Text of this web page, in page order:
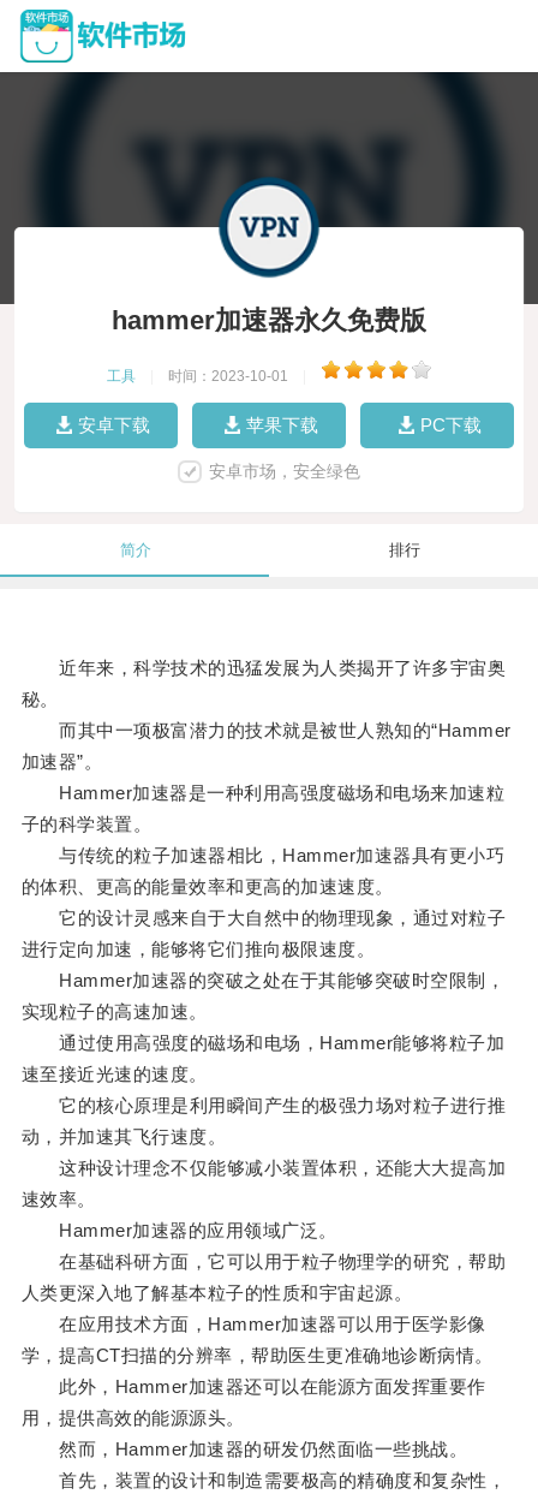
hammer加速器永久免费版
工具 时间：2023-10-01
安卓下载 苹果下载 PC下载
安卓市场，安全绿色
简介 排行
近年来，科学技术的迅猛发展为人类揭开了许多宇宙奥
秘。
而其中一项极富潜力的技术就是被世人熟知的“Hammer
加速器”。
Hammer加速器是一种利用高强度磁场和电场来加速粒
子的科学装置。
与传统的粒子加速器相比，Hammer加速器具有更小巧
的体积、更高的能量效率和更高的加速速度。
它的设计灵感来自于大自然中的物理现象，通过对粒子
进行定向加速，能够将它们推向极限速度。
Hammer加速器的突破之处在于其能够突破时空限制，
实现粒子的高速加速。
通过使用高强度的磁场和电场，Hammer能够将粒子加
速至接近光速的速度。
它的核心原理是利用瞬间产生的极强力场对粒子进行推
动，并加速其飞行速度。
这种设计理念不仅能够减小装置体积，还能大大提高加
速效率。
Hammer加速器的应用领域广泛。
在基础科研方面，它可以用于粒子物理学的研究，帮助
人类更深入地了解基本粒子的性质和宇宙起源。
在应用技术方面，Hammer加速器可以用于医学影像
学，提高CT扫描的分辨率，帮助医生更准确地诊断病情。
此外，Hammer加速器还可以在能源方面发挥重要作
用，提供高效的能源源头。
然而，Hammer加速器的研发仍然面临一些挑战。
首先，装置的设计和制造需要极高的精确度和复杂性，